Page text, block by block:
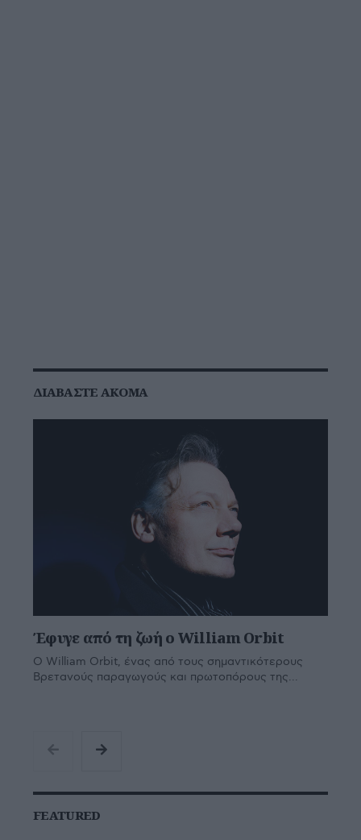
ΔΙΑΒΆΣΤΕ ΑΚΌΜΑ
Έφυγε από τη ζωή ο William Orbit
Ο William Orbit, ένας από τους σημαντικότερους
Βρετανούς παραγωγούς και πρωτοπόρους της...
FEATURED